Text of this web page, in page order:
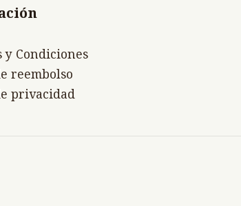
y Condiciones
reembolso
privacidad